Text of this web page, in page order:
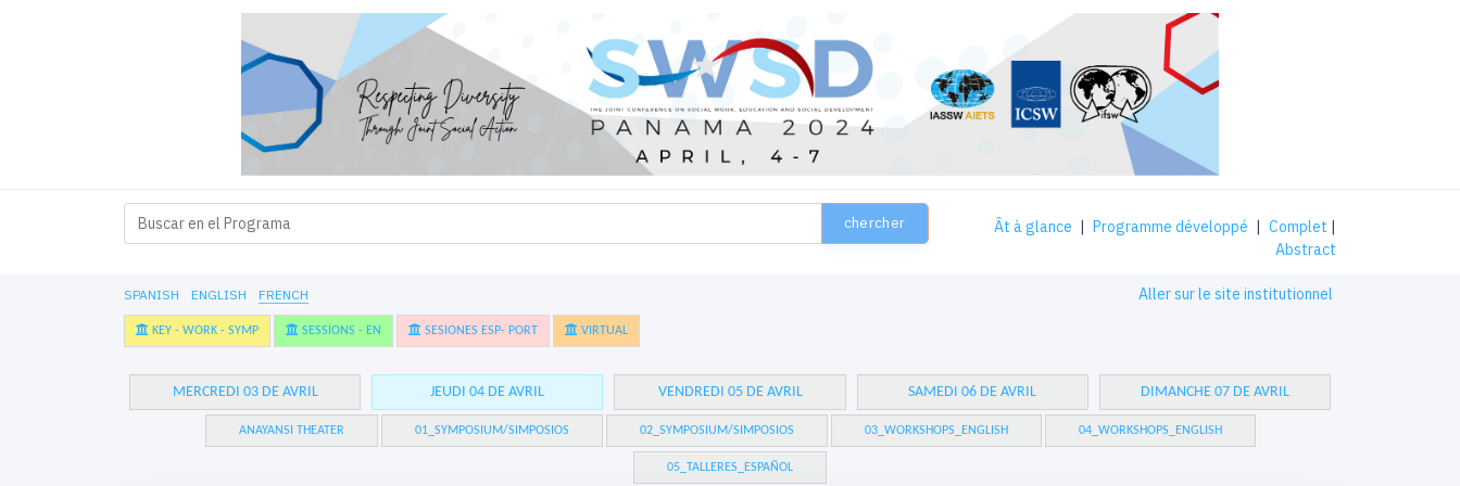
chercher Ât à glance | Programme développé | Complet |
Abstract
SPANISH ENGLISH FRENCH Aller sur le site institutionnel
KEY - WORK - SYMP SESSIONS - EN SESIONES ESP- PORT VIRTUAL
MERCREDI 03 DE AVRIL JEUDI 04 DE AVRIL VENDREDI 05 DE AVRIL SAMEDI 06 DE AVRIL DIMANCHE 07 DE AVRIL
ANAYANSI THEATER 01_SYMPOSIUM/SIMPOSIOS 02_SYMPOSIUM/SIMPOSIOS 03_WORKSHOPS_ENGLISH 04_WORKSHOPS_ENGLISH
05_TALLERES_ESPAÑOL